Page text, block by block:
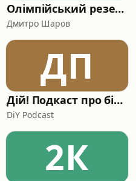
Олімпійський резерв
Дмитро Шаров
ДП
Дій! Подкаст про бізнес.
DiY Podcast
2К